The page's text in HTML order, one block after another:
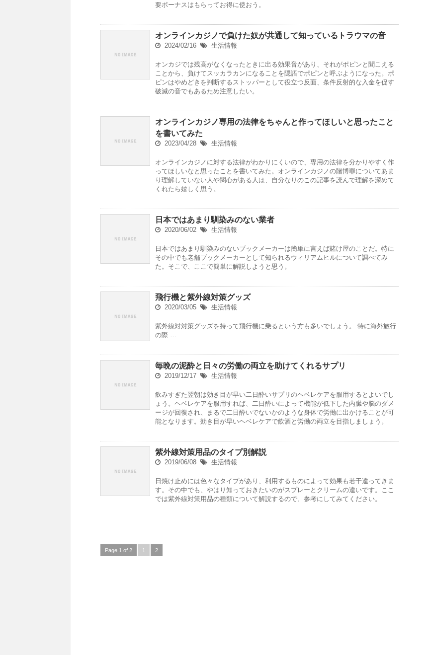
要ボーナスはもらってお得に使おう。
オンラインカジノで負けた奴が共通して知っているトラウマの音
2024/02/16 生活情報
オンカジでは残高がなくなったときに出る効果音があり、それがポピンと聞こえる
ことから、負けてスッカラカンになることを隠語でポピンと呼ぶようになった。ポ
ピンはやめどきを判断するストッパーとして役立つ反面、条件反射的な入金を促す
破滅の音でもあるため注意したい。
オンラインカジノ専用の法律をちゃんと作ってほしいと思ったこと
を書いてみた
2023/04/28 生活情報
オンラインカジノに対する法律がわかりにくいので、専用の法律を分かりやすく作
ってほしいなと思ったことを書いてみた。オンラインカジノの賭博罪についてあま
り理解していない人や関心がある人は、自分なりのこの記事を読んで理解を深めて
くれたら嬉しく思う。
日本ではあまり馴染みのない業者
2020/06/02 生活情報
日本ではあまり馴染みのないブックメーカーは簡単に言えば賭け屋のことだ。特に
その中でも老舗ブックメーカーとして知られるウィリアムヒルについて調べてみ
た。そこで、ここで簡単に解説しようと思う。
飛行機と紫外線対策グッズ
2020/03/05 生活情報
紫外線対対策グッズを持って飛行機に乗るという方も多いでしょう。 特に海外旅行
の際 …
毎晩の泥酔と日々の労働の両立を助けてくれるサプリ
2019/12/17 生活情報
飲みすぎた翌朝は効き目が早い二日酔いサプリのヘベレケアを服用するとよいでし
ょう。ヘベレケアを服用すれば、二日酔いによって機能が低下した内臓や脳のダメ
ージが回復され、まるで二日酔いでないかのような身体で労働に出かけることが可
能となります。効き目が早いヘベレケアで飲酒と労働の両立を目指しましょう。
紫外線対策用品のタイプ別解説
2019/06/08 生活情報
日焼け止めには色々なタイプがあり、利用するものによって効果も若干違ってきま
す。その中でも、やはり知っておきたいのがスプレーとクリームの違いです。ここ
では紫外線対策用品の種類について解説するので、参考にしてみてください。
Page 1 of 2 1 2